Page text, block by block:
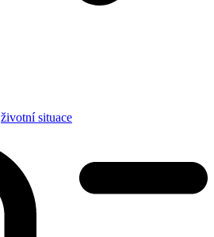
životní situace